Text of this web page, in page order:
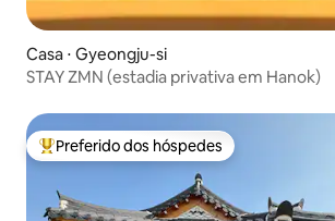
Casa ⋅ Gyeongju-si
STAY ZMN (estadia privativa em Hanok)
Entre os melhores preferidos dos hóspedes
Preferido dos hóspedes